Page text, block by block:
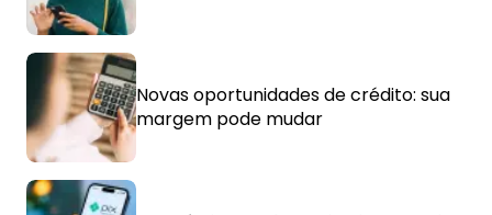
Novas oportunidades de crédito: sua
margem pode mudar